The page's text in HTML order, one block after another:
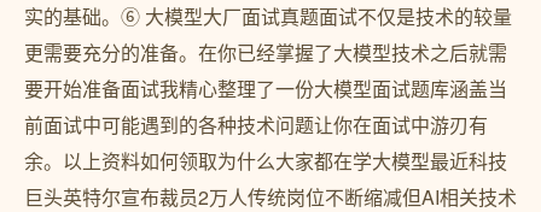
实的基础。⑥ 大模型大厂面试真题面试不仅是技术的较量
更需要充分的准备。在你已经掌握了大模型技术之后就需
要开始准备面试我精心整理了一份大模型面试题库涵盖当
前面试中可能遇到的各种技术问题让你在面试中游刃有
余。以上资料如何领取为什么大家都在学大模型最近科技
巨头英特尔宣布裁员2万人传统岗位不断缩减但AI相关技术